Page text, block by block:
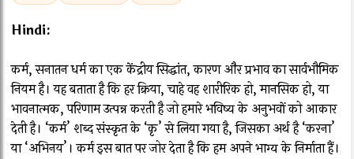
Hindi:
कर्म, सनातन धर्म का एक केंद्रीय सिद्धांत, कारण और प्रभाव का सार्वभौमिक
नियम है। यह बताता है कि हर क्रिया, चाहे वह शारीरिक हो, मानसिक हो, या
भावनात्मक, परिणाम उत्पन्न करती है जो हमारे भविष्य के अनुभवों को आकार
देती है। ‘कर्म’ शब्द संस्कृत के ‘कृ’ से लिया गया है, जिसका अर्थ है ‘करना’
या ‘अभिनय’। कर्म इस बात पर जोर देता है कि हम अपने भाग्य के निर्माता हैं।